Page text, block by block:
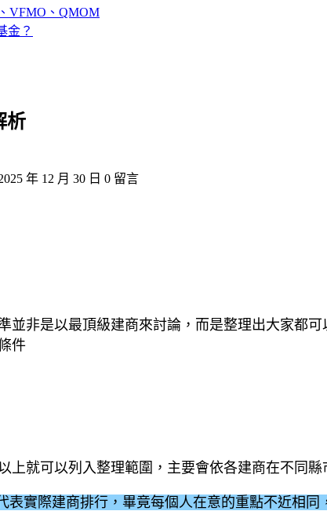
VFMO、QMOM
金？
析
年 12 月 30 日 0 留言
非是以最頂級建商來討論，而是整理出大家都可
件
就可以列入整理範圍，主要會依各建商在不同縣
表實際建商排行，畢竟每個人在意的重點不近相